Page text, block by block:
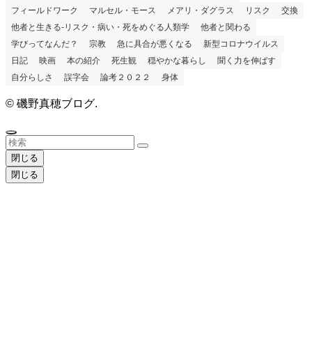
フィールドワーク
マルセル・モース メアリ・ダグラス リスク
交換
他者と生きる-リスク・病い・死をめぐる人類学
他者と関わる
学びってなんだ？
宗教 急に具合が悪くなる
新型コロナウイルス
日記
映画 本の紹介 死生観 穏やかな暮らし
聞く力を伸ばす
自分らしさ
誤字会 論考２０２２ 身体
© 磯野真穂ブログ.
閉じる
閉じる